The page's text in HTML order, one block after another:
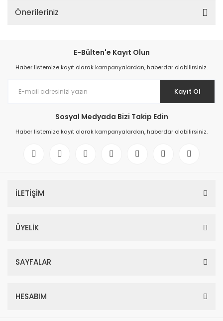
Önerileriniz
E-Bülten'e Kayıt Olun
Haber listemize kayıt olarak kampanyalardan, haberdar olabilirsiniz.
Kayıt Ol
Sosyal Medyada Bizi Takip Edin
Haber listemize kayıt olarak kampanyalardan, haberdar olabilirsiniz.
İLETİŞİM
ÜYELİK
SAYFALAR
HESABIM